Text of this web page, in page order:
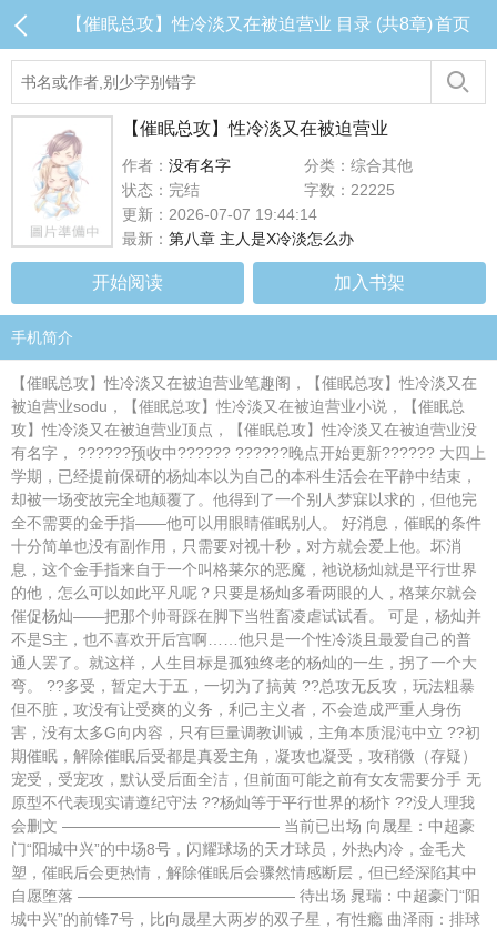
【催眠总攻】性冷淡又在被迫营业 目录 (共8章)首页
【催眠总攻】性冷淡又在被迫营业
作者： 没有名字
分类：综合其他
状态：完结
字数：22225
更新：2026-07-07 19:44:14
最新： 第八章 主人是X冷淡怎么办
开始阅读 加入书架
手机简介
【催眠总攻】性冷淡又在被迫营业笔趣阁，【催眠总攻】性冷淡又在
被迫营业sodu，【催眠总攻】性冷淡又在被迫营业小说，【催眠总
攻】性冷淡又在被迫营业顶点，【催眠总攻】性冷淡又在被迫营业没
有名字， ??????预收中?????? ??????晚点开始更新?????? 大四上
学期，已经提前保研的杨灿本以为自己的本科生活会在平静中结束，
却被一场变故完全地颠覆了。他得到了一个别人梦寐以求的，但他完
全不需要的金手指——他可以用眼睛催眠别人。 好消息，催眠的条件
十分简单也没有副作用，只需要对视十秒，对方就会爱上他。坏消
息，这个金手指来自于一个叫格莱尔的恶魔，祂说杨灿就是平行世界
的他，怎么可以如此平凡呢？只要是杨灿多看两眼的人，格莱尔就会
催促杨灿——把那个帅哥踩在脚下当牲畜凌虐试试看。 可是，杨灿并
不是S主，也不喜欢开后宫啊……他只是一个性冷淡且最爱自己的普
通人罢了。就这样，人生目标是孤独终老的杨灿的一生，拐了一个大
弯。 ??多受，暂定大于五，一切为了搞黄 ??总攻无反攻，玩法粗暴
但不脏，攻没有让受爽的义务，利己主义者，不会造成严重人身伤
害，没有太多G向内容，只有巨量调教训诫，主角本质混沌中立 ??初
期催眠，解除催眠后受都是真爱主角，凝攻也凝受，攻稍微（存疑）
宠受，受宠攻，默认受后面全洁，但前面可能之前有女友需要分手 无
原型不代表现实请遵纪守法 ??杨灿等于平行世界的杨忭 ??没人理我
会删文 —————————————— 当前已出场 向晟星：中超豪
门“阳城中兴”的中场8号，闪耀球场的天才球员，外热内冷，金毛犬
塑，催眠后会更热情，解除催眠后会骤然情感断层，但已经深陷其中
自愿堕落 —————————————— 待出场 晁瑞：中超豪门“阳
城中兴”的前锋7号，比向晟星大两岁的双子星，有性瘾 曲泽雨：排球